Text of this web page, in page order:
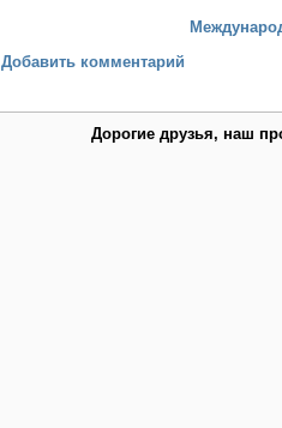
Добавить комментарий
Дорогие друзья, наш